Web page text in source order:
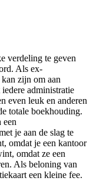
verdeling te geven
Als ex-
zijn om aan
administratie
even leuk en anderen
totale boekhouding.
een
je aan de slag te
omdat je een kantoor
omdat ze een
Als beloning van
een kleine fee.